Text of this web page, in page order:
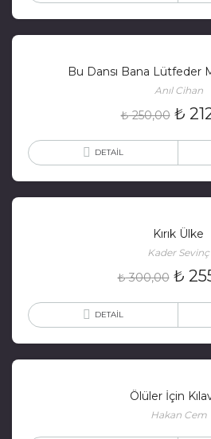
Bu Dansı Bana Lütfeder
Anıl Cihan
₺250,00 ₺
DETAIL
Kırık Ülke
Kader Sevinç
₺300,00 ₺
DETAIL
Ölüler İçin
Hakan Cem